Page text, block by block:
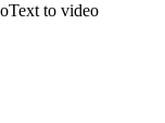
Text to video